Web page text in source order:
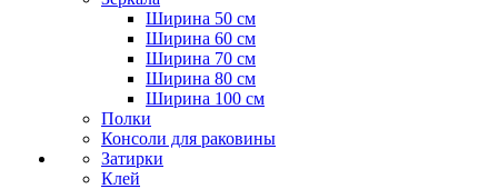
Ширина 50 см
Ширина 60 см
Ширина 70 см
Ширина 80 см
Ширина 100 см
Полки
Консоли для раковины
Затирки
Клей